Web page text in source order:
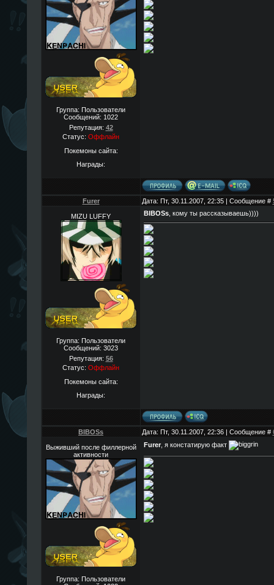
Группа: Пользователи
Сообщений: 1022
Репутация: 42
Статус: Оффлайн
Покемоны сайта:
Награды:
Furer Дата: Пт, 30.11.2007, 22:35 | Сообщение #
MIZU LUFFY
Группа: Пользователи
Сообщений: 3023
Репутация: 56
Статус: Оффлайн
Покемоны сайта:
Награды:
BIBOSs, кому ты рассказываешь))))
BIBOSs Дата: Пт, 30.11.2007, 22:36 | Сообщение #
Выживший после филлерной
активности
Группа: Пользователи
Furer, я констатирую факт